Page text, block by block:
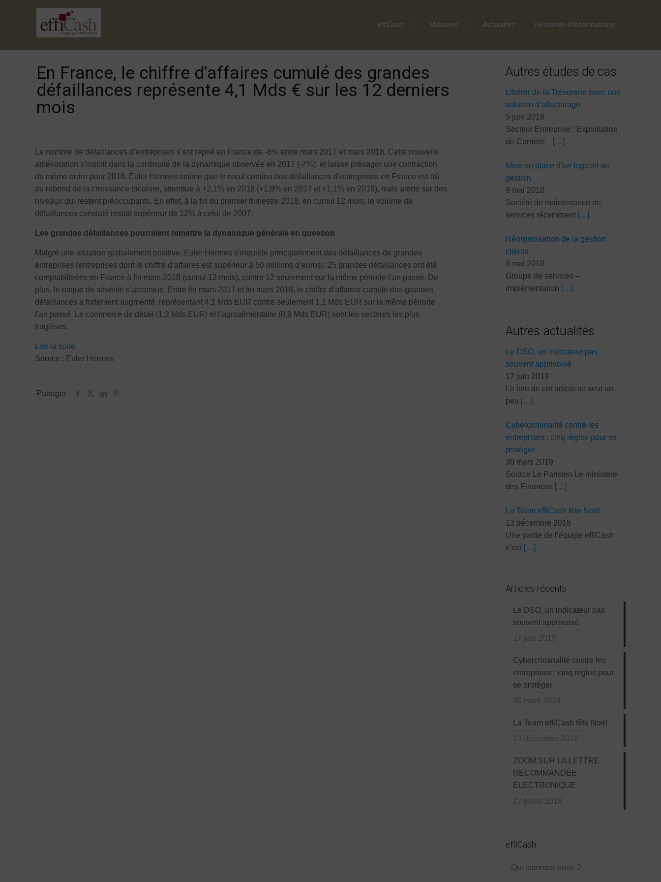
effiCash Missions Actualités Demande d’informations
En France, le chiffre d’affaires cumulé des grandes
défaillances représente 4,1 Mds € sur les 12 derniers
mois
Le nombre de défaillances d’entreprises s’est replié en France de -8% entre mars 2017 et mars 2018. Cette nouvelle
amélioration s’inscrit dans la continuité de la dynamique observée en 2017 (-7%), et laisse présager une contraction
du même ordre pour 2018. Euler Hermes estime que le recul continu des défaillances d’entreprises en France est dû
au rebond de la croissance tricolore, attendue à +2,1% en 2018 (+1,9% en 2017 et +1,1% en 2016), mais alerte sur des
niveaux qui restent préoccupants. En effet, à la fin du premier trimestre 2018, en cumul 12 mois, le volume de
défaillances constaté restait supérieur de 12% à celui de 2007.
Les grandes défaillances pourraient remettre la dynamique générale en question
Malgré une situation globalement positive, Euler Hermes s’inquiète principalement des défaillances de grandes
entreprises (entreprises dont le chiffre d’affaires est supérieur à 50 millions d’euros) :25 grandes défaillances ont été
comptabilisées en France à fin mars 2018 (cumul 12 mois), contre 12 seulement sur la même période l’an passé. De
plus, le risque de sévérité s’accentue. Entre fin mars 2017 et fin mars 2018, le chiffre d’affaires cumulé des grandes
défaillances a fortement augmenté, représentant 4,1 Mds EUR contre seulement 1,1 Mds EUR sur la même période
l’an passé. Le commerce de détail (1,2 Mds EUR) et l’agroalimentaire (0,9 Mds EUR) sont les secteurs les plus
fragilisés.
Lire la suite
Source : Euler Hermes
Partager
Autres études de cas
Libérer de la Trésorerie avec une
solution d’affacturage
5 juin 2018
Secteur Entreprise : Exploitation
de Carrière
[…]
Mise en place d’un logiciel de
gestion
9 mai 2018
Société de maintenance de
services récemment […]
Réorganisation de la gestion
clients
9 mai 2018
Groupe de services –
implémentation […]
Autres actualités
Le DSO, un indicateur pas
souvent apprivoisé
17 juin 2019
Le titre de cet article se veut un
peu […]
Cybercriminalité contre les
entreprises : cinq règles pour se
protéger
30 mars 2019
Source Le Parisien Le ministère
des Finances […]
La Team effiCash fête Noël
13 décembre 2018
Une partie de l’équipe effiCash
s’est […]
Articles récents
Le DSO, un indicateur pas
souvent apprivoisé
17 juin 2019
Cybercriminalité contre les
entreprises : cinq règles pour
se protéger
30 mars 2019
La Team effiCash fête Noël
13 décembre 2018
ZOOM SUR LA LETTRE
RECOMMANDÉE
ÉLECTRONIQUE
27 juillet 2018
effiCash
Qui sommes-nous ?